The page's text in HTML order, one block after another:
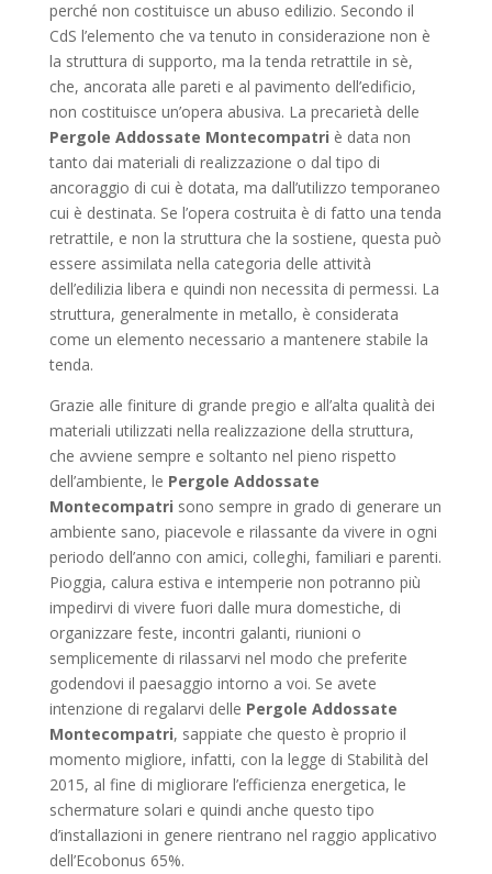
perché non costituisce un abuso edilizio. Secondo il
CdS l’elemento che va tenuto in considerazione non è
la struttura di supporto, ma la tenda retrattile in sè,
che, ancorata alle pareti e al pavimento dell’edificio,
non costituisce un’opera abusiva. La precarietà delle
Pergole Addossate Montecompatri è data non
tanto dai materiali di realizzazione o dal tipo di
ancoraggio di cui è dotata, ma dall’utilizzo temporaneo
cui è destinata. Se l’opera costruita è di fatto una tenda
retrattile, e non la struttura che la sostiene, questa può
essere assimilata nella categoria delle attività
dell’edilizia libera e quindi non necessita di permessi. La
struttura, generalmente in metallo, è considerata
come un elemento necessario a mantenere stabile la
tenda.
Grazie alle finiture di grande pregio e all’alta qualità dei
materiali utilizzati nella realizzazione della struttura,
che avviene sempre e soltanto nel pieno rispetto
dell’ambiente, le Pergole Addossate
Montecompatri sono sempre in grado di generare un
ambiente sano, piacevole e rilassante da vivere in ogni
periodo dell’anno con amici, colleghi, familiari e parenti.
Pioggia, calura estiva e intemperie non potranno più
impedirvi di vivere fuori dalle mura domestiche, di
organizzare feste, incontri galanti, riunioni o
semplicemente di rilassarvi nel modo che preferite
godendovi il paesaggio intorno a voi. Se avete
intenzione di regalarvi delle Pergole Addossate
Montecompatri, sappiate che questo è proprio il
momento migliore, infatti, con la legge di Stabilità del
2015, al fine di migliorare l’efficienza energetica, le
schermature solari e quindi anche questo tipo
d’installazioni in genere rientrano nel raggio applicativo
dell’Ecobonus 65%.